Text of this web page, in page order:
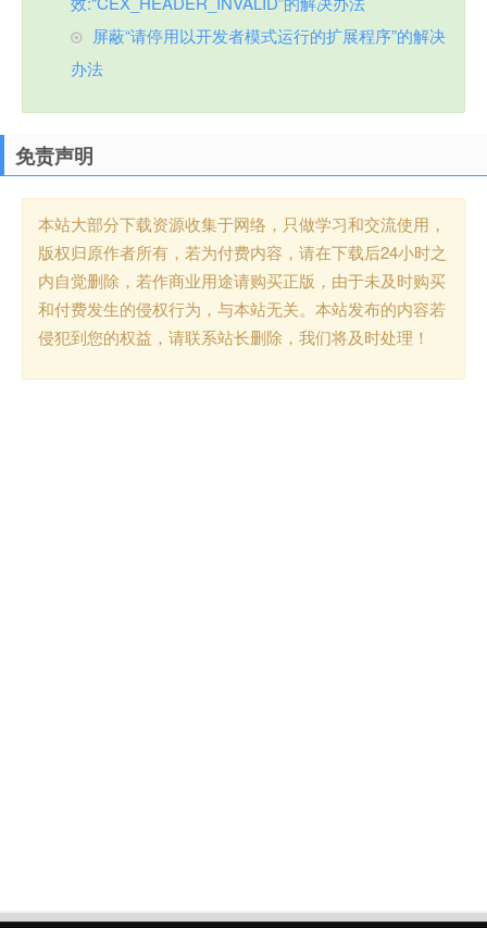
屏蔽“请停用以开发者模式运行的扩展程序”的解决
办法
免责声明
本站大部分下载资源收集于网络，只做学习和交流使用，
版权归原作者所有，若为付费内容，请在下载后24小时之
内自觉删除，若作商业用途请购买正版，由于未及时购买
和付费发生的侵权行为，与本站无关。本站发布的内容若
侵犯到您的权益，请联系站长删除，我们将及时处理！